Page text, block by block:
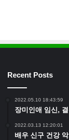
Recent Posts
2022.05.10 18:43:59
장미인애 임신,
2022.03.13 12:20:01
배우 신구 건강